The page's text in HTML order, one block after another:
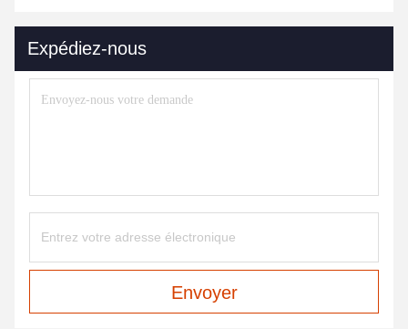
Expédiez-nous
Envoyer